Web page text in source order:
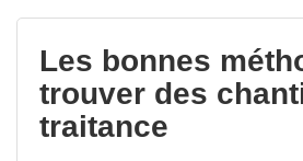
votes
Les bonnes
trouver des
traitance